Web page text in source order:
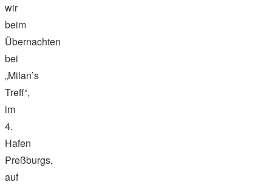
wir
beim
Übernachten
bei
„Milan’s
Treff“,
im
4.
Hafen
Preßburgs,
auf